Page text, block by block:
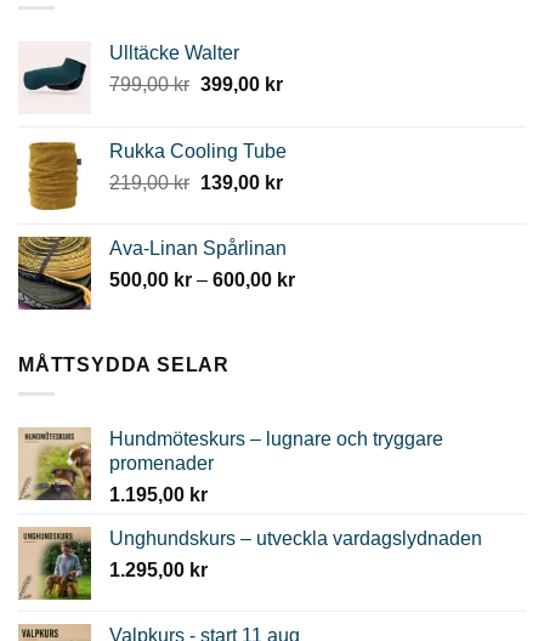
Ulltäcke Walter
799,00kr Det
var:
799,00 kr.
399,00 krDet
är:
399,00 kr.
Rukka Cooling Tube
219,00kr Det
var:
219,00 kr.
139,00 krDet
är:
139,00 kr.
Ava-Linan Spårlinan
500,00 kr – 600,00 krPrisintervall:
MÅTTSYDDA SELAR
Hundmöteskurs – lugnare och tryggare
promenader
1.195,00 kr
Unghundskurs – utveckla vardagslydnaden
1.295,00 kr
Valpkurs - start 11 aug